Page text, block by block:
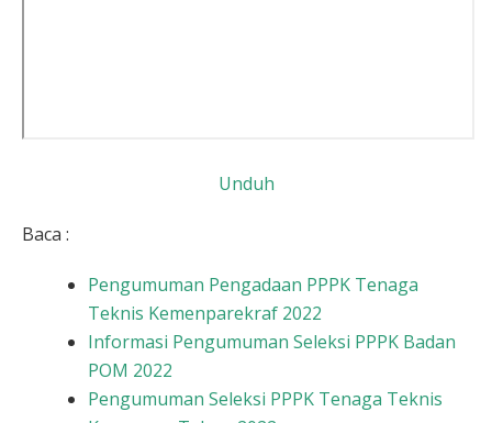
Unduh
Baca :
Pengumuman Pengadaan PPPK Tenaga
Teknis Kemenparekraf 2022
Informasi Pengumuman Seleksi PPPK Badan
POM 2022
Pengumuman Seleksi PPPK Tenaga Teknis